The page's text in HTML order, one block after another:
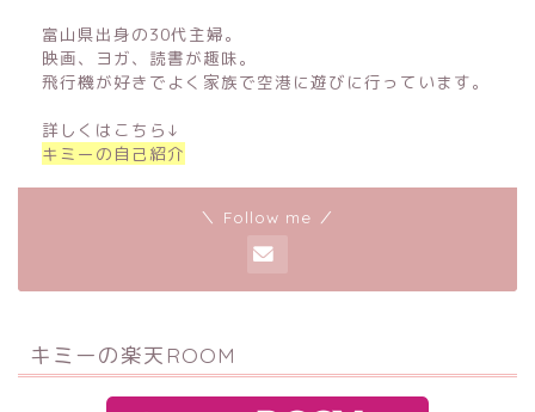
富山県出身の30代主婦。
映画、ヨガ、読書が趣味。
飛行機が好きでよく家族で空港に遊びに行っています。
詳しくはこちら↓
キミーの自己紹介
＼ Follow me ／
キミーの楽天ROOM